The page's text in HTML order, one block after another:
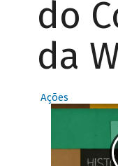
do
da
Ações